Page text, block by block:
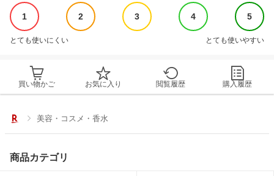
1 2 3 4 5
とても使いにくい とても使いやすい
買い物かご お気に入り 閲覧履歴 購入履歴
美容・コスメ・香水
商品カテゴリ